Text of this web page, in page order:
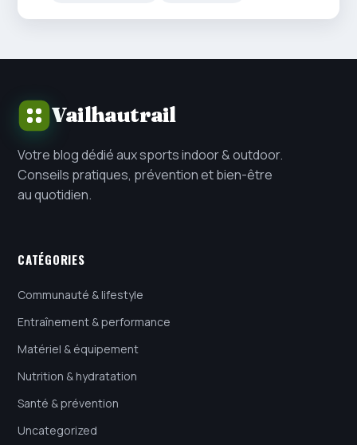
Vailhautrail
Votre blog dédié aux sports indoor & outdoor.
Conseils pratiques, prévention et bien-être
au quotidien.
CATÉGORIES
Communauté & lifestyle
Entraînement & performance
Matériel & équipement
Nutrition & hydratation
Santé & prévention
Uncategorized